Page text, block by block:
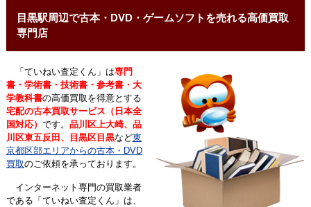
目黒駅周辺で古本・DVD・ゲームソフトを売れる高価買取
専門店
「ていねい査定くん」は専門
書・学術書・技術書・参考書・大
学教科書の高価買取を得意とする
宅配の古本買取サービス（日本全
国対応） です。 品川区上大崎、品
川区東五反田、目黒区目黒など東
京都区部エリアからの古本・DVD
買取のご依頼を承っております。
インターネット専門の買取業者
である「ていねい査定くん」は、